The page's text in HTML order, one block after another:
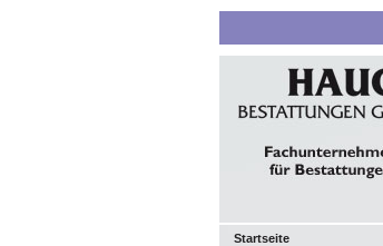
Startseite